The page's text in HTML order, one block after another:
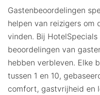
Gastenbeoordelingen
helpen van reizigers
vinden. Bij
beoordelingen van
hebben verbleven. Elke
tussen 1 en 10,
comfort, gastvrijheid en